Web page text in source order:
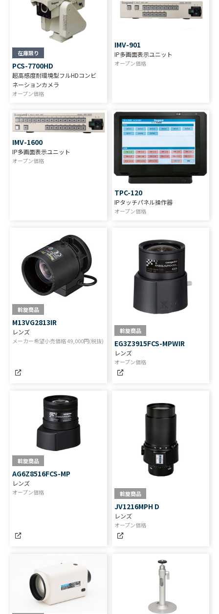
在庫限り
PCS-7700HD
超高感度耐環境型フルHDコンビ
ネーションカメラ
オープン価格
IMV-901
IP多画面表示ユニット
オープン価格
IMV-1600
IP多画面表示ユニット
オープン価格
TPC-120
IPタッチパネル操作器
オープン価格
斡旋商品
M13VG2813IR
レンズ
メーカー希望小売価格49,000円(税抜)
斡旋商品
EG3Z3915FCS-MPWIR
レンズ
オープン価格
斡旋商品
AG6Z8516FCS-MP
レンズ
オープン価格 斡旋商品
JV1216MPH D
レンズ
オープン価格